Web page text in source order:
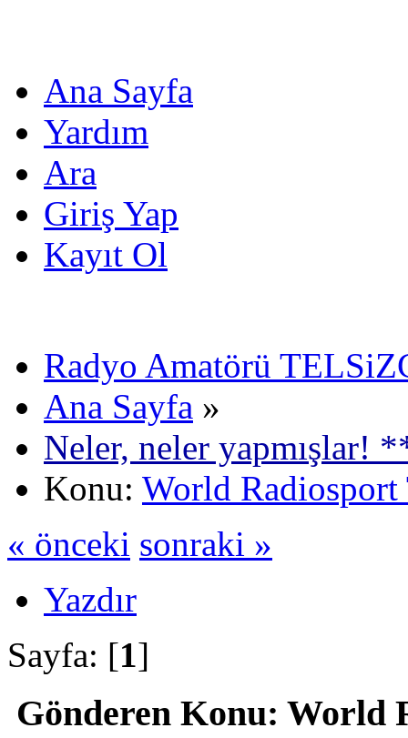
Ana Sayfa
Yardım
Ara
Giriş Yap
Kayıt Ol
Radyo Amatörü
Ana Sayfa »
Neler, neler yapmışlar!
Konu: World Radiosport
« önceki sonraki »
Yazdır
Sayfa: [1]
Gönderen Konu: World